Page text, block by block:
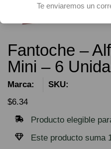
Te enviaremos un
Fantoche –
Mini – 6
Marca:
SKU:
$6.34
Producto elegible
Este producto suma